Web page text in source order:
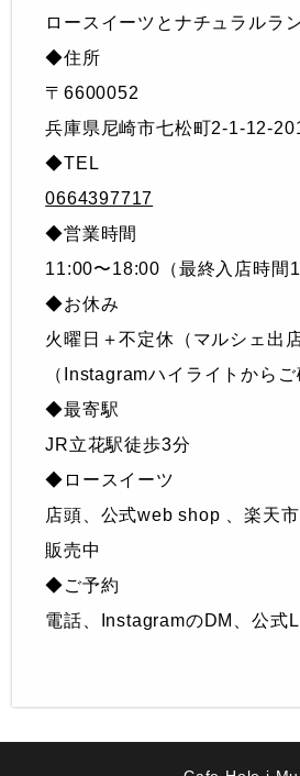
ロースイーツとナチュラルラ
◆住所
〒6600052
兵庫県尼崎市七松町2-1-12-
◆TEL
0664397717
◆営業時間
11:00〜18:00（最終入店時間
◆お休み
火曜日＋不定休（マルシェ出店
（Instagramハイライトからご
◆最寄駅
JR立花駅徒歩3分
◆ロースイーツ
店頭、公式web shop 、楽天
販売中
◆ご予約
電話、InstagramのDM、公式